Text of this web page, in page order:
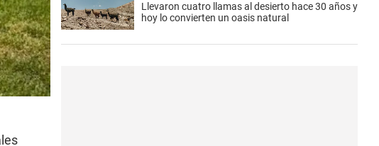
Llevaron cuatro llamas al desierto hace 30 años y
hoy lo convierten un oasis natural